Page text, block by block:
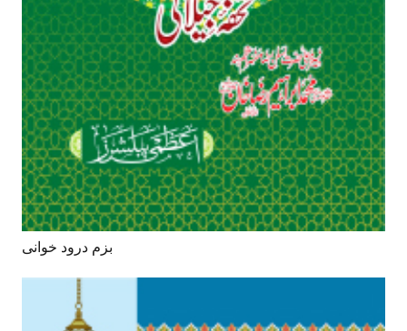
بزم درود خوانی